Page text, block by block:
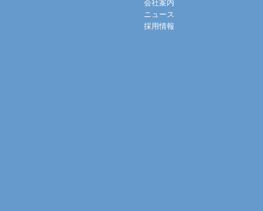
会社案内
ニュース
採用情報